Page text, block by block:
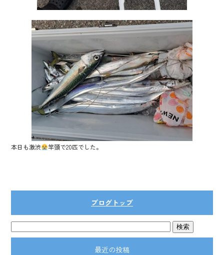
本日も激渋 竿頭で20匹でした。
ブログトップ
最近の投稿